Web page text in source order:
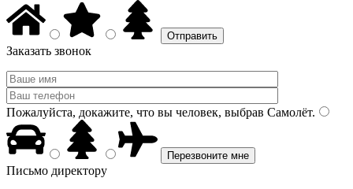
Заказать звонок
Пожалуйста, докажите, что вы человек, выбрав Самолёт.
Письмо директору